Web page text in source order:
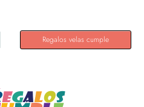
Regalos velas cumple